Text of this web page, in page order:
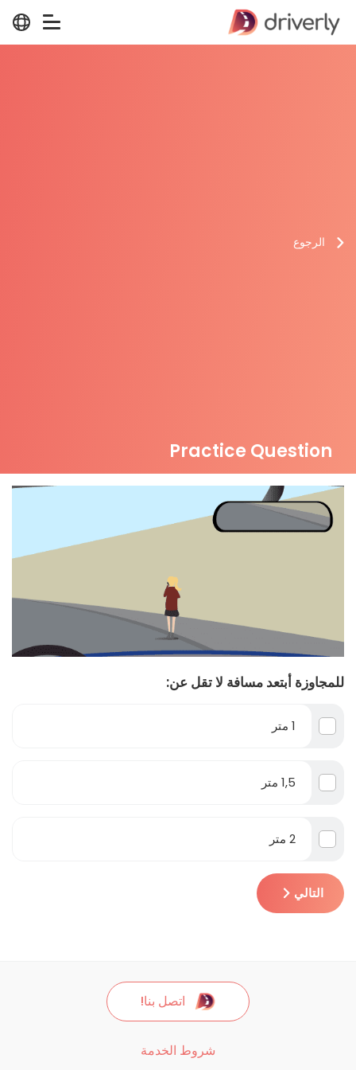
الرجوع
Practice Question
للمجاوزة أبتعد مسافة لا تقل عن:
1 متر
1,5 متر
2 متر
التالي
اتصل بنا!
شروط الخدمة